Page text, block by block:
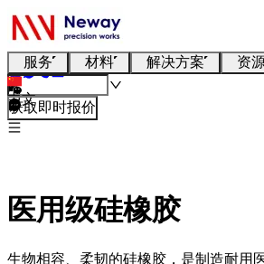
服务 材料 解决方案 资
中文
获取即时报价
医用级硅橡胶
生物相容、柔韧的硅橡胶，是制造耐用